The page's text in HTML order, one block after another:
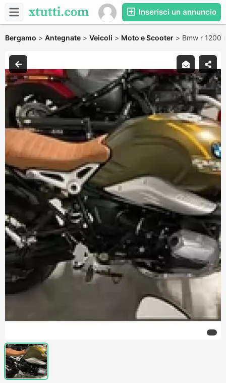
Inserisci un annuncio
Bergamo > Antegnate > Veicoli > Moto e Scooter > Bmw r 1200